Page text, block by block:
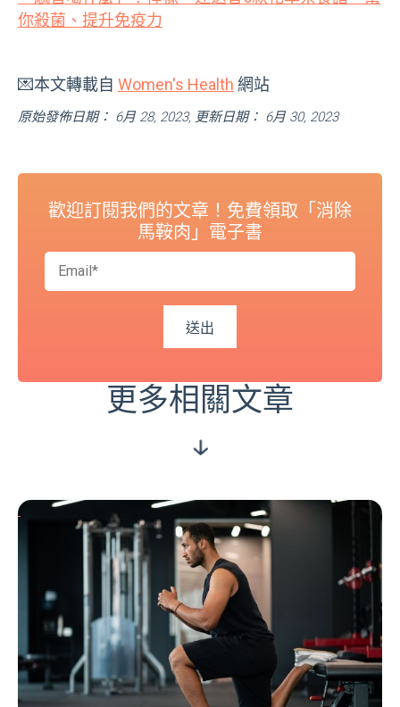
你殺菌、提升免疫力
💌本文轉載自 Women's Health 網站
原始發佈日期： 6月 28, 2023, 更新日期： 6月 30, 2023
歡迎訂閱我們的文章！免費領取「消除
馬鞍肉」電子書
更多相關文章